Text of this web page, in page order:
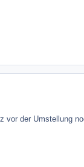
der Umstellung